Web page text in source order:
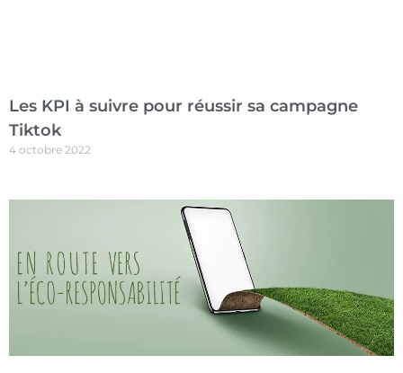
Les KPI à suivre pour réussir sa campagne
Tiktok
4 octobre 2022